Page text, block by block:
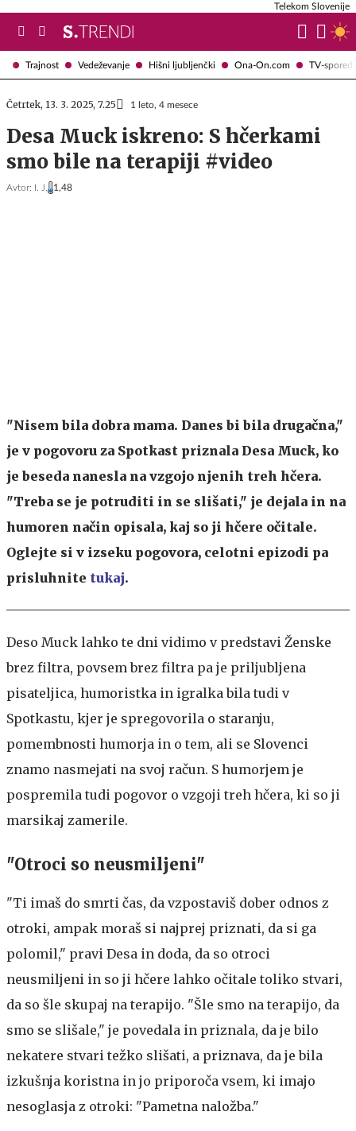
Trajnost Vedeževanje Hišni ljubljenčki Ona-On.com TV-spored
Telekom Slovenije
Četrtek, 13. 3. 2025, 7.25 1 leto, 4 mesece
Desa Muck iskreno: S hčerkami
smo bile na terapiji #video
Avtor: I. J. 1,48
"Nisem bila dobra mama. Danes bi bila drugačna,"
je v pogovoru za Spotkast priznala Desa Muck, ko
je beseda nanesla na vzgojo njenih treh hčera.
"Treba se je potruditi in se slišati," je dejala in na
humoren način opisala, kaj so ji hčere očitale.
Oglejte si v izseku pogovora, celotni epizodi pa
prisluhnite tukaj.
Deso Muck lahko te dni vidimo v predstavi Ženske
brez filtra, povsem brez filtra pa je priljubljena
pisateljica, humoristka in igralka bila tudi v
Spotkastu, kjer je spregovorila o staranju,
pomembnosti humorja in o tem, ali se Slovenci
znamo nasmejati na svoj račun. S humorjem je
pospremila tudi pogovor o vzgoji treh hčera, ki so ji
marsikaj zamerile.
"Otroci so neusmiljeni"
"Ti imaš do smrti čas, da vzpostaviš dober odnos z
otroki, ampak moraš si najprej priznati, da si ga
polomil," pravi Desa in doda, da so otroci
neusmiljeni in so ji hčere lahko očitale toliko stvari,
da so šle skupaj na terapijo. "Šle smo na terapijo, da
smo se slišale," je povedala in priznala, da je bilo
nekatere stvari težko slišati, a priznava, da je bila
izkušnja koristna in jo priporoča vsem, ki imajo
nesoglasja z otroki: "Pametna naložba."